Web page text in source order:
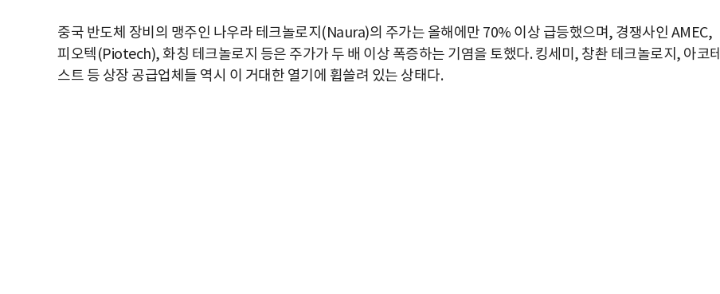
중국 반도체 장비의 맹주인 나우라 테크놀로지(Naura)의 주가는 올해에만 70% 이상 급등했으며, 경쟁사인 AMEC,
피오텍(Piotech), 화칭 테크놀로지 등은 주가가 두 배 이상 폭증하는 기염을 토했다. 킹세미, 창촨 테크놀로지, 아코테
스트 등 상장 공급업체들 역시 이 거대한 열기에 휩쓸려 있는 상태다.